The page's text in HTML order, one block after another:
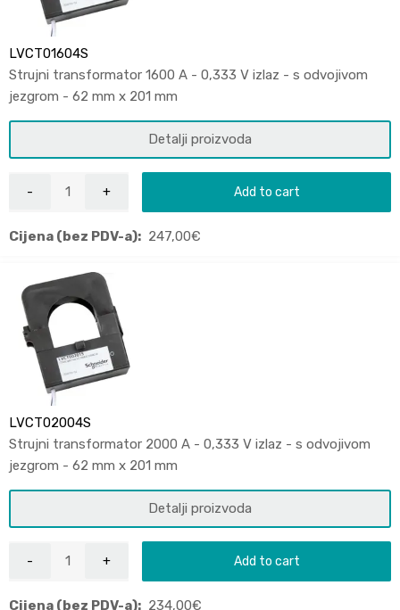
LVCT01604S
Strujni transformator 1600 A - 0,333 V izlaz - s odvojivom
jezgrom - 62 mm x 201 mm
Detalji proizvoda
Add to cart
Cijena (bez PDV-a): 247,00€
LVCT02004S
Strujni transformator 2000 A - 0,333 V izlaz - s odvojivom
jezgrom - 62 mm x 201 mm
Detalji proizvoda
Add to cart
Cijena (bez PDV-a): 234,00€